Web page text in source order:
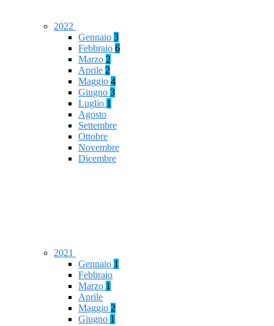
2022
Gennaio 3
Febbraio 6
Marzo 2
Aprile 2
Maggio 4
Giugno 3
Luglio 1
Agosto
Settembre
Ottobre
Novembre
Dicembre
2021
Gennaio 1
Febbraio
Marzo 1
Aprile
Maggio 2
Giugno 1